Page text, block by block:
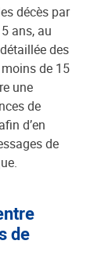
décès par
ans, au
des
de 15
une
de
d’en
de
de